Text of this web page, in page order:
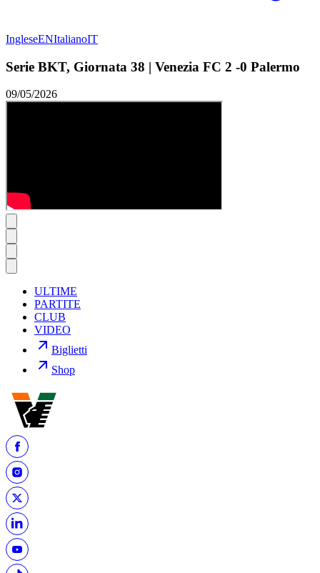
IngleseENItalianoIT
Serie BKT, Giornata 38 | Venezia FC 2 -0 Palermo
09/05/2026
ULTIME
PARTITE
CLUB
VIDEO
Biglietti
Shop